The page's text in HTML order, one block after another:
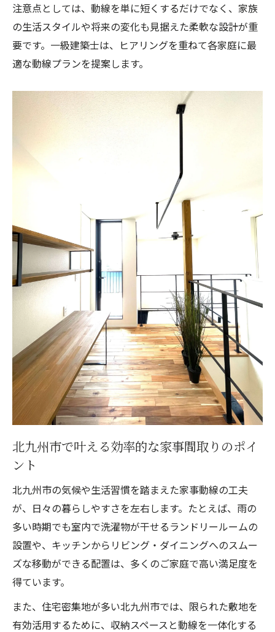
一級建築士が提案する子育て家庭の動線設
計術
家族が集う空間と家事動線のバランスを考
える
成長に合わせて変化できる家事動線のポイ
ント
北九州市の子育て世帯に人気の間取り実例
家事ラクを実現する収納と動線の連携法
一級建築士視点で見る暮らしやすい動線作り
暮らしやすさを追求した一級建築士の動線
日常の動きを活かす家事動線の最適化テク
ニック
北九州市で人気の快適動線を一級建築士が
注文住宅における動線設計の落とし穴と対
策
家事効率と快適性を両立する間取りの工夫
収納も考慮した家事効率向上の設計アイデア
一級建築士が考える収納と家事動線の関係
性
北九州市で実践される収納連動型動線の実
注文住宅で叶えるスッキリ収納と家事ラク
動線
散らからない家を実現する収納動線の工夫
注意点としては、動線を単に短くするだけでなく、家族
の生活スタイルや将来の変化も見据えた柔軟な設計が重
要です。一級建築士は、ヒアリングを重ねて各家庭に最
適な動線プランを提案します。
北九州市で叶える効率的な家事間取りのポイ
ント
北九州市の気候や生活習慣を踏まえた家事動線の工夫
が、日々の暮らしやすさを左右します。たとえば、雨の
多い時期でも室内で洗濯物が干せるランドリールームの
設置や、キッチンからリビング・ダイニングへのスムー
ズな移動ができる配置は、多くのご家庭で高い満足度を
得ています。
また、住宅密集地が多い北九州市では、限られた敷地を
有効活用するために、収納スペースと動線を一体化する